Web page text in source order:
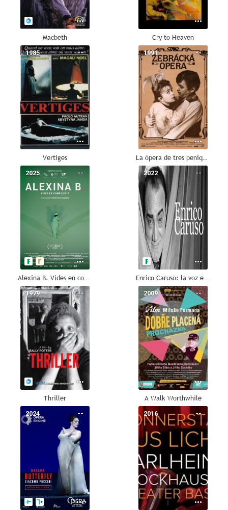
Macbeth Cry to Heaven
--
1985
Vertiges
--
1991
La ópera de tres peniques
--
2025
Alexina B. Vides en composició
--
2022
Enrico Caruso: la voz eterna
--
1979
Thriller
--
2009
A Walk Worthwhile
--
2024 --
2016